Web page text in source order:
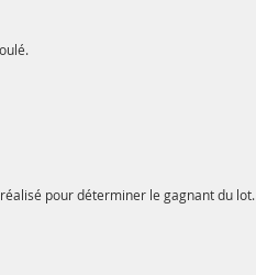
son bon déroulé.
pour déterminer le gagnant du lot.